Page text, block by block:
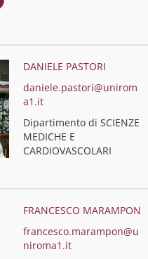
DANIELE PASTORI
daniele.pastori@unirom
a1.it
Dipartimento di SCIENZE
MEDICHE E
CARDIOVASCOLARI
FRANCESCO MARAMPON
francesco.marampon@u
niroma1.it